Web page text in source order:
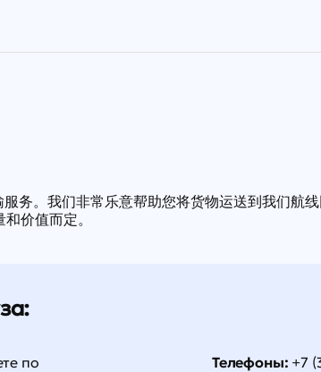
务。我们非常乐意帮助您将货物运送到我们航
价值而定。
по
Телефоны: +7